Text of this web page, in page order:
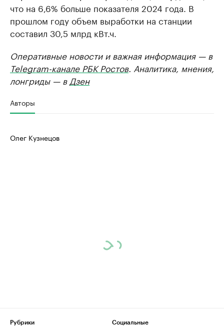
что на 6,6% больше показателя 2024 года. В
прошлом году объем выработки на станции
составил 30,5 млрд кВт.ч.
Оперативные новости и важная информация — в
Telegram-канале РБК Ростов. Аналитика, мнения,
лонгриды — в Дзен
Авторы
Олег Кузнецов
Рубрики
Социальные